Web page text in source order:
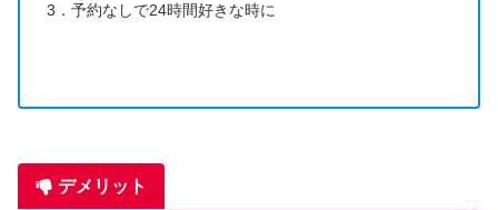
3．予約なしで24時間好きな時に
デメリット